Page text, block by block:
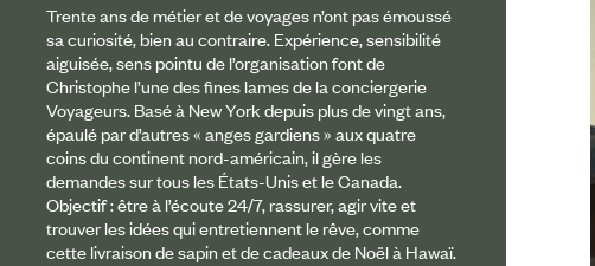
Trente ans de métier et de voyages n’ont pas émoussé
sa curiosité, bien au contraire. Expérience, sensibilité
aiguisée, sens pointu de l’organisation font de
Christophe l’une des fines lames de la conciergerie
Voyageurs. Basé à New York depuis plus de vingt ans,
épaulé par d’autres « anges gardiens » aux quatre
coins du continent nord-américain, il gère les
demandes sur tous les États-Unis et le Canada.
Objectif : être à l’écoute 24/7, rassurer, agir vite et
trouver les idées qui entretiennent le rêve, comme
cette livraison de sapin et de cadeaux de Noël à Hawaï.